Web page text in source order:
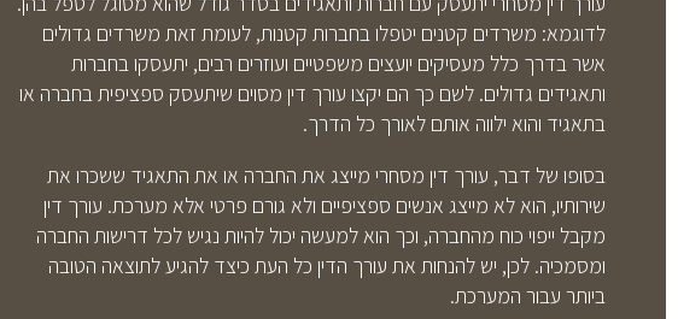
לדוגמא: משרדים קטנים יטפלו בחברות קטנות, לעומת זאת משרדים גדולים
אשר בדרך כלל מעסיקים יועצים משפטיים ועוזרים רבים, יתעסקו בחברות
ותאגידים גדולים. לשם כך הם יקצו עורך דין מסוים שיתעסק ספציפית בחברה או
בתאגיד והוא ילווה אותם לאורך כל הדרך.
בסופו של דבר, עורך דין מסחרי מייצג את החברה או את התאגיד ששכרו את
שירותיו, הוא לא מייצג אנשים ספציפיים ולא גורם פרטי אלא מערכת. עורך דין
מקבל ייפוי כוח מהחברה, וכך הוא למעשה יכול להיות נגיש לכל דרישות החברה
ומסמכיה. לכן, יש להנחות את עורך הדין כל העת כיצד להגיע לתוצאה הטובה
ביותר עבור המערכת.